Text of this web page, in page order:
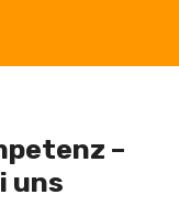
–
uns